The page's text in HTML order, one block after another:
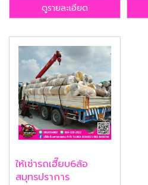
ดูรายละเอียด
ให้เช่ารถเฮี๊ยบ6ล้อ
สมุทรปราการ